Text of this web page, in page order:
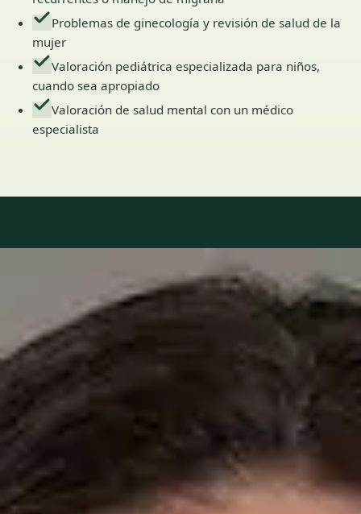
Problemas de ginecología y revisión de salud de la
mujer
Valoración pediátrica especializada para niños,
cuando sea apropiado
Valoración de salud mental con un médico
especialista
6 · Especialistas en Spain
Especialistas registrados en los colegios médicos nacionales.
Dr. Fidel Ernesto Mesa Prado — Cardiologist, Global Health
Health Spain. Book an online video consultation.
Cardiología Especialista
Dr. Fidel Ernesto Mesa Prado